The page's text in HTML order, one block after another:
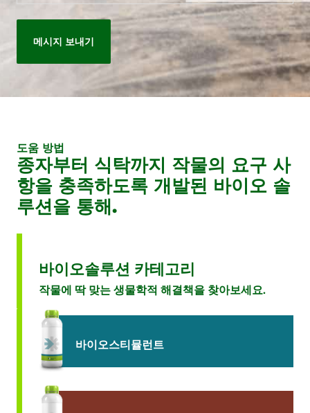
도움 방법
종자부터 식탁까지 작물의 요구 사
항을 충족하도록 개발된 바이오 솔
루션을 통해.
바이오솔루션 카테고리
작물에 딱 맞는 생물학적 해결책을 찾아보세요.
바이오스티뮬런트